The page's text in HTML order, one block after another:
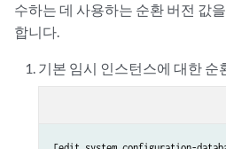
수하는 데 사용하는 순환 버전 값
합니다.
기본 임시 인스턴스에 대한 순